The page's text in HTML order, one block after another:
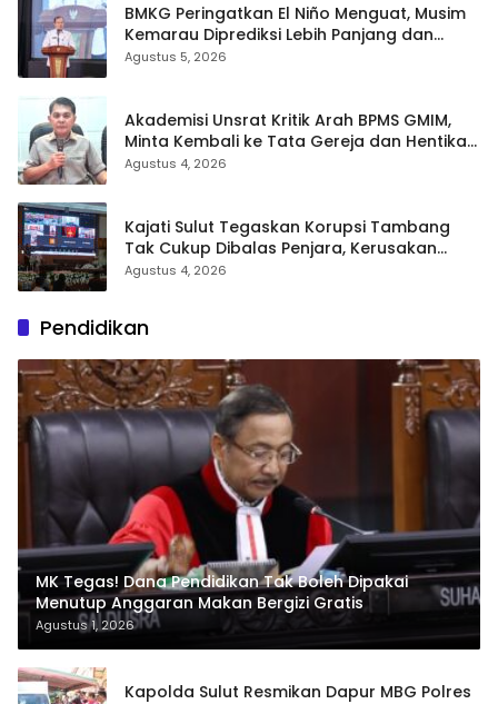
BMKG Peringatkan El Niño Menguat, Musim
Kemarau Diprediksi Lebih Panjang dan
Kering pada Agustus–September
Agustus 5, 2026
Akademisi Unsrat Kritik Arah BPMS GMIM,
Minta Kembali ke Tata Gereja dan Hentikan
Polarisasi
Agustus 4, 2026
Kajati Sulut Tegaskan Korupsi Tambang
Tak Cukup Dibalas Penjara, Kerusakan
Lingkungan Wajib Dipulihkan
Agustus 4, 2026
Pendidikan
MK Tegas! Dana Pendidikan Tak Boleh Dipakai
Menutup Anggaran Makan Bergizi Gratis
Agustus 1, 2026
Kapolda Sulut Resmikan Dapur MBG Polres